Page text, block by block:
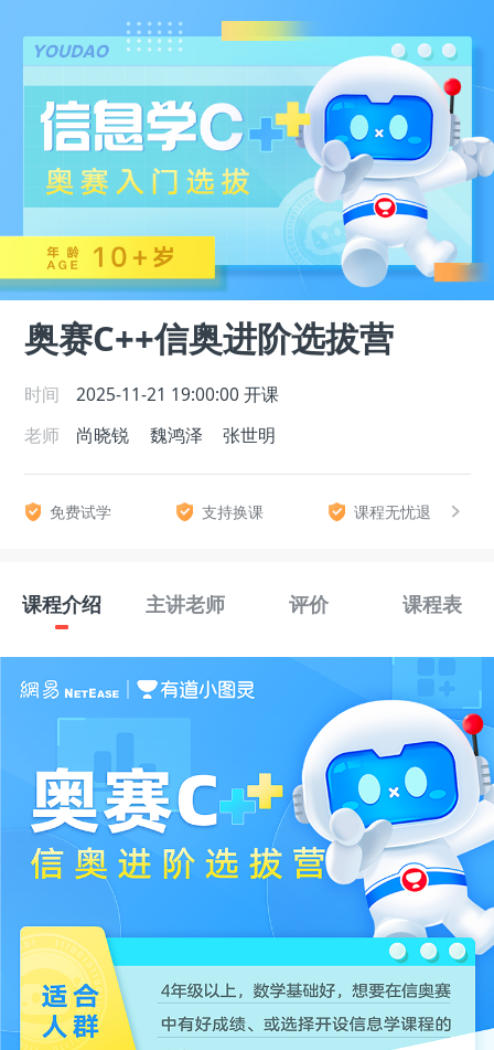
奥赛C++信奥进阶选拔营
时间 2025-11-21 19:00:00 开课
老师
尚晓锐 魏鸿泽 张世明
免费试学 支持换课 课程无忧退
课程介绍 主讲老师 评价 课程表